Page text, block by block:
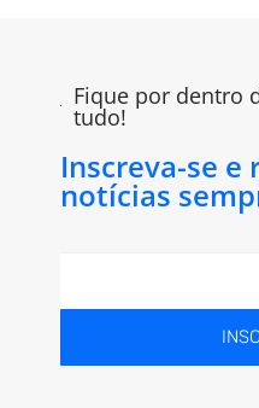
Fique por dentro
tudo!
Inscreva-se e
notícias